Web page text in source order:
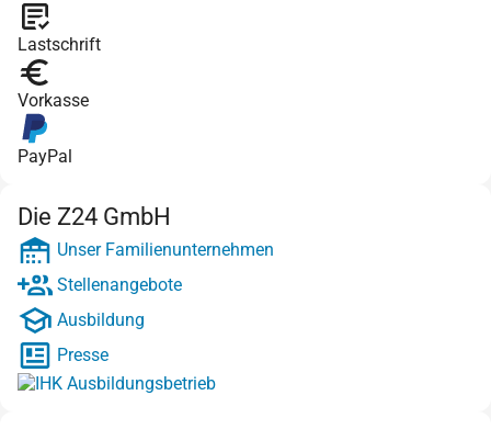
Lastschrift
Vorkasse
PayPal
Die Z24 GmbH
Unser Familienunternehmen
Stellenangebote
Ausbildung
Presse